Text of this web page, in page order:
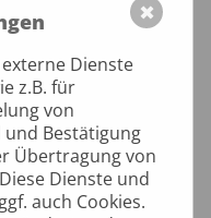
suche nach
Drei jüdische
Dienste
z.B. für
von
Bestätigung
Übertragung von
Dienste und
auch Cookies.
✖